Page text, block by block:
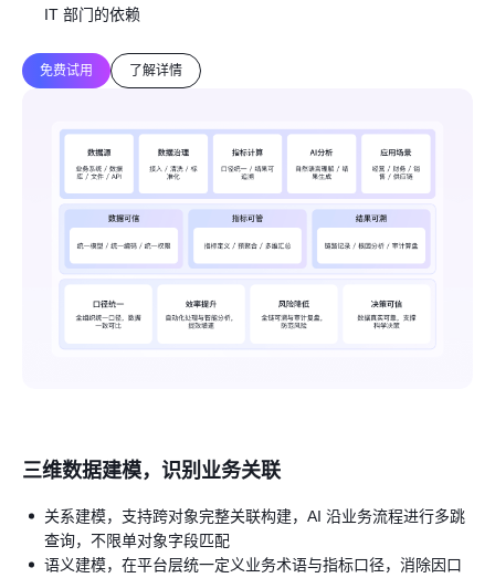
IT 部门的依赖
免费试用 了解详情
三维数据建模，识别业务关联
关系建模，支持跨对象完整关联构建，AI 沿业务流程进行多跳
查询，不限单对象字段匹配
语义建模，在平台层统一定义业务术语与指标口径，消除因口